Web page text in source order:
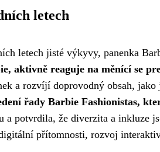
letech
letech jisté výkyvy, panenka
aktivně reaguje na měnící se
a rozvíjí doprovodný obsah,
řady Barbie Fashionistas,
potvrdila, že diverzita a inkluze
přítomnosti, rozvoj